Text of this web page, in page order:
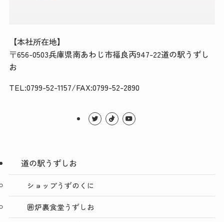
【本社所在地】
〒656-0503兵庫県南あわじ市福良丙947-22道の駅うずし
お
TEL:0799-52-1157/FAX:0799-52-2890
道の駅うずしお
ショップうずのくに
囲炉裏食堂うずしお